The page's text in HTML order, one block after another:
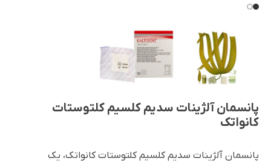
پانسمان آلژینات سدیم کلسیم کلتوستات
کانواتک
پانسمان آلژینات سدیم کلسیم کلتوستات کانواتک، یک